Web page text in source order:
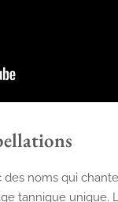
noms qui
tannique unique.